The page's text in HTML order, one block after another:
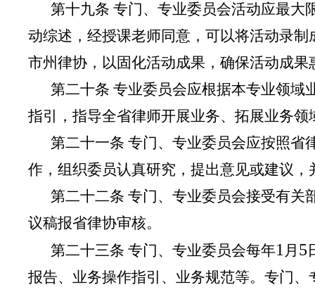
第十九条 专门、专业委员会活动应最大
动综述，经授课老师同意，可以将活动录
市州律协，以固化活动成果，确保活动成果
第二十条 专业委员会应根据本专业领域
指引，指导全省律师开展业务、拓展业务领
第二十一条 专门、专业委员会应按照省
作，组织委员认真研究，提出意见或建议
第二十二条 专门、专业委员会接受有关
议稿报省律协审核。
第二十三条 专门、专业委员会每年1 月 5
报告、业务操作指引、业务规范等。专门